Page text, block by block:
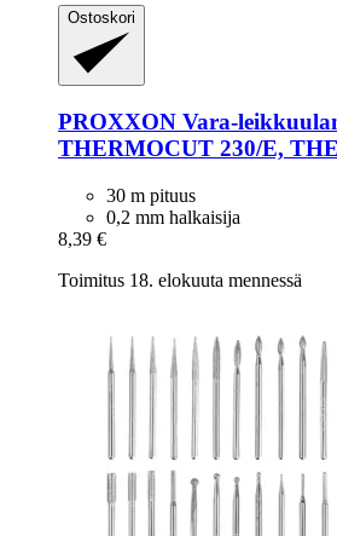
Ostoskori
PROXXON Vara-​
THERMOCUT 230/E,
30 m pituus
0,2 mm halkaisija
8,39 €
Toimitus 18. elokuuta mennessä